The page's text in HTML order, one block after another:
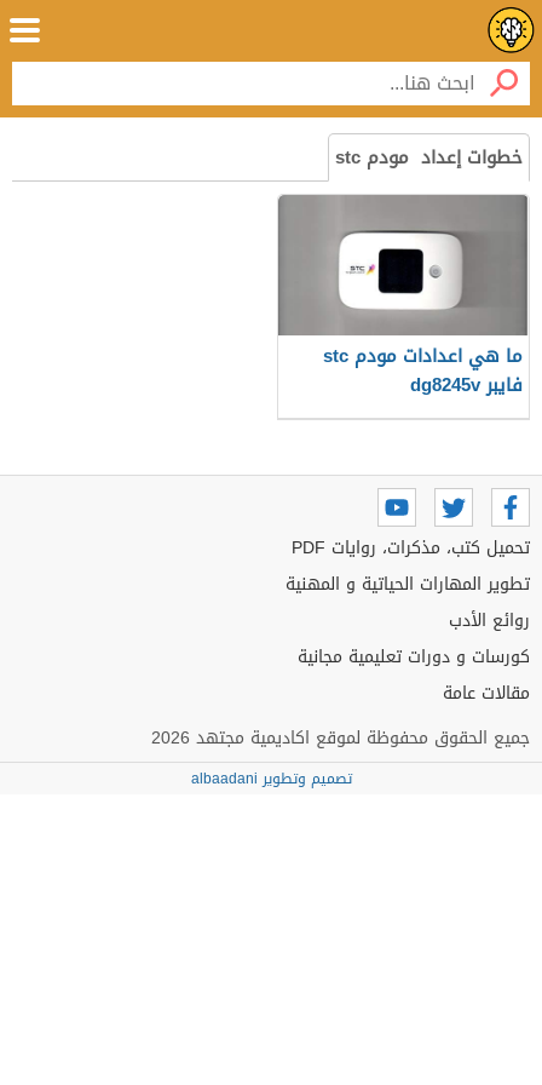
خطوات إعداد مودم stc
ما هي اعدادات مودم stc
فايبر dg8245v
تحميل كتب، مذكرات، روايات PDF
تطوير المهارات الحياتية و المهنية
روائع الأدب
كورسات و دورات تعليمية مجانية
مقالات عامة
جميع الحقوق محفوظة لموقع اكاديمية مجتهد 2026
تصميم وتطوير albaadani